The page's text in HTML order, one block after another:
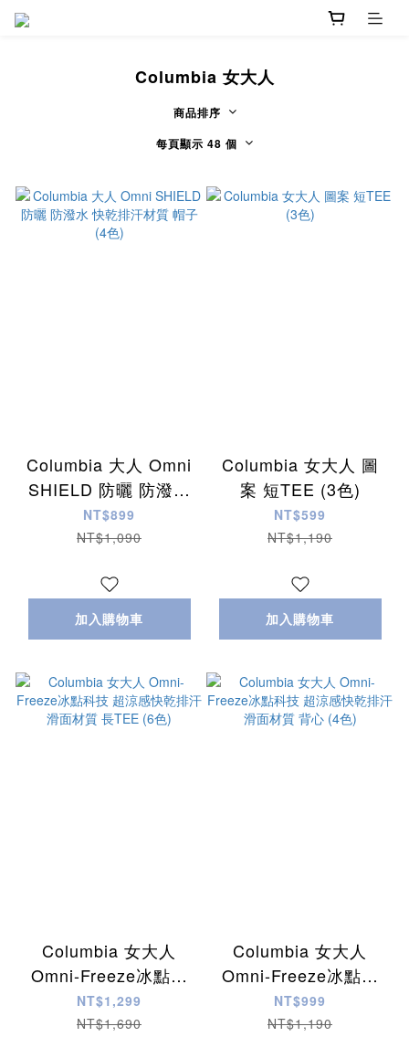
Columbia 女大人
商品排序
每頁顯示 48 個
Columbia 大人 Omni
SHIELD 防曬 防潑水
快乾排汗材質 帽子 (4
色)
NT$899
NT$1,090
加入購物車
Columbia 女大人 圖
案 短TEE (3色)
NT$599
NT$1,190
加入購物車
Columbia 女大人
Omni-Freeze冰點科
技 超涼感快乾排汗 滑
面材質 長TEE (6色)
NT$1,299
NT$1,690
Columbia 女大人
Omni-Freeze冰點科
技 超涼感快乾排汗 滑
面材質 背心 (4色)
NT$999
NT$1,190